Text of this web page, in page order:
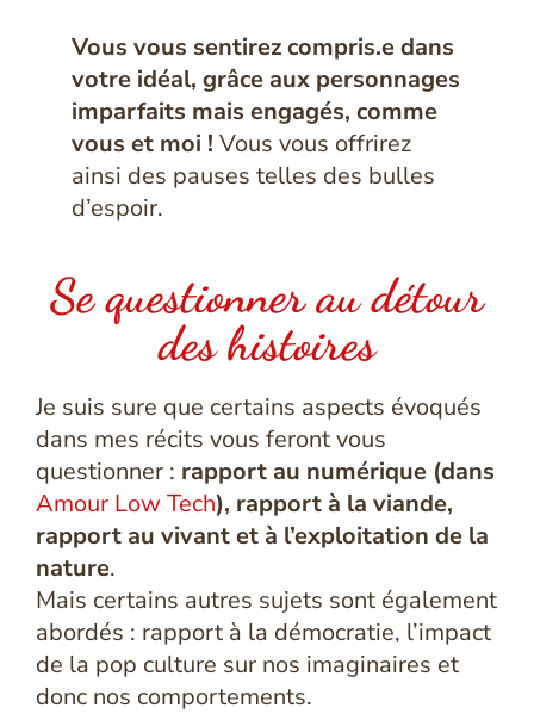
Vous vous sentirez compris.e dans
votre idéal, grâce aux personnages
imparfaits mais engagés, comme
vous et moi ! Vous vous offrirez
ainsi des pauses telles des bulles
d’espoir.
Se questionner au détour
des histoires
Je suis sure que certains aspects évoqués
dans mes récits vous feront vous
questionner : rapport au numérique (dans
Amour Low Tech), rapport à la viande,
rapport au vivant et à l’exploitation de la
nature.
Mais certains autres sujets sont également
abordés : rapport à la démocratie, l’impact
de la pop culture sur nos imaginaires et
donc nos comportements.